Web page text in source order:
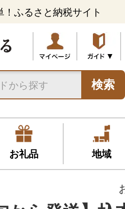
ふるさと納税サイト
検索
お礼品 地域